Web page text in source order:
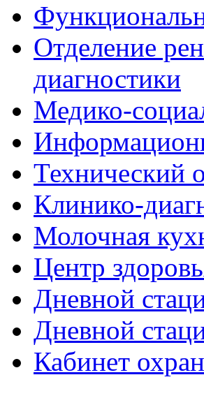
Отделение
диагностики
Медико-
Технический
Клинико-
Молочная
Центр
Дневной
Дневной
Кабинет